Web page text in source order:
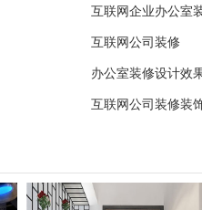
互联网企业办公室
互联网公司装修
办公室装修设计效
互联网公司装修装